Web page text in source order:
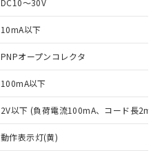
DC10～30V
10mA以下
PNPオープンコレクタ
100mA以下
2V以下 (負荷電流100mA、コード長2m時
動作表示灯(黄)